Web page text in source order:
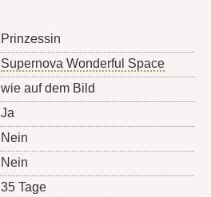
Prinzessin
Supernova Wonderful Space
wie auf dem Bild
Ja
Nein
Nein
35 Tage